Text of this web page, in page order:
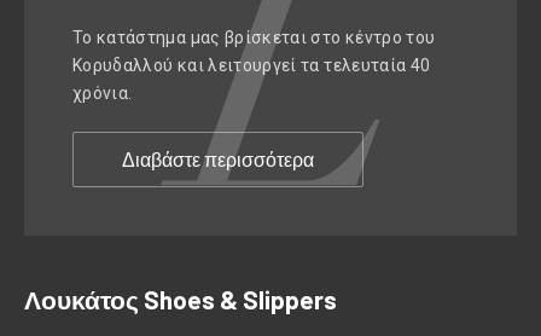
Το κατάστημα μας βρίσκεται στο κέντρο του
Κορυδαλλού και λειτουργεί τα τελευταία 40
χρόνια.
Διαβάστε περισσότερα
Λουκάτος Shoes & Slippers